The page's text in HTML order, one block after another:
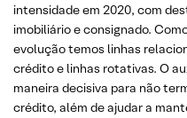
intensidade em 2020, com
imobiliário e consignado.
evolução temos linhas
crédito e linhas rotativas. O
maneira decisiva para não
crédito, além de ajudar a